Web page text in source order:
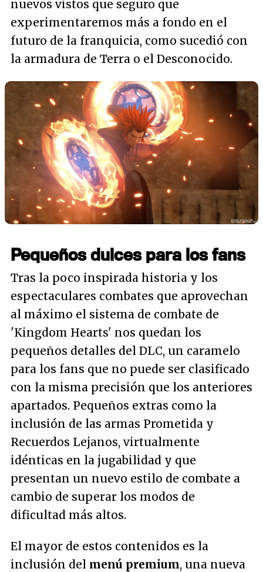
nuevos vistos que seguro que
experimentaremos más a fondo en el
futuro de la franquicia, como sucedió con
la armadura de Terra o el Desconocido.
Pequeños dulces para los fans
Tras la poco inspirada historia y los
espectaculares combates que aprovechan
al máximo el sistema de combate de
'Kingdom Hearts' nos quedan los
pequeños detalles del DLC, un caramelo
para los fans que no puede ser clasificado
con la misma precisión que los anteriores
apartados. Pequeños extras como la
inclusión de las armas Prometida y
Recuerdos Lejanos, virtualmente
idénticas en la jugabilidad y que
presentan un nuevo estilo de combate a
cambio de superar los modos de
dificultad más altos.
El mayor de estos contenidos es la
inclusión del menú premium, una nueva